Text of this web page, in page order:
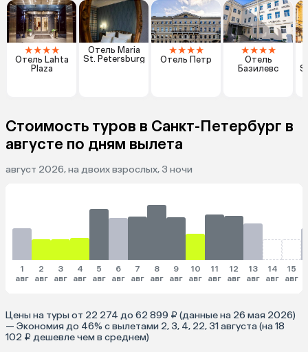
★★★★
Отель Lahta
Plaza
Отель Maria
St. Petersburg
★★★★
Отель Петр
★★★★
Отель
Базилевс
Стоимость туров в Санкт-Петербург в
августе по дням вылета
август 2026, на двоих взрослых, 3 ночи
1
авг
2
авг
3
авг
4
авг
5
авг
6
авг
7
авг
8
авг
9
авг
10
авг
11
авг
12
авг
13
авг
14
авг
15
авг
Цены на туры от 22 274 до 62 899 ₽ (данные на 26 мая 2026)
— Экономия до 46% с вылетами 2, 3, 4, 22, 31 августа (на 18
102 ₽ дешевле чем в среднем)